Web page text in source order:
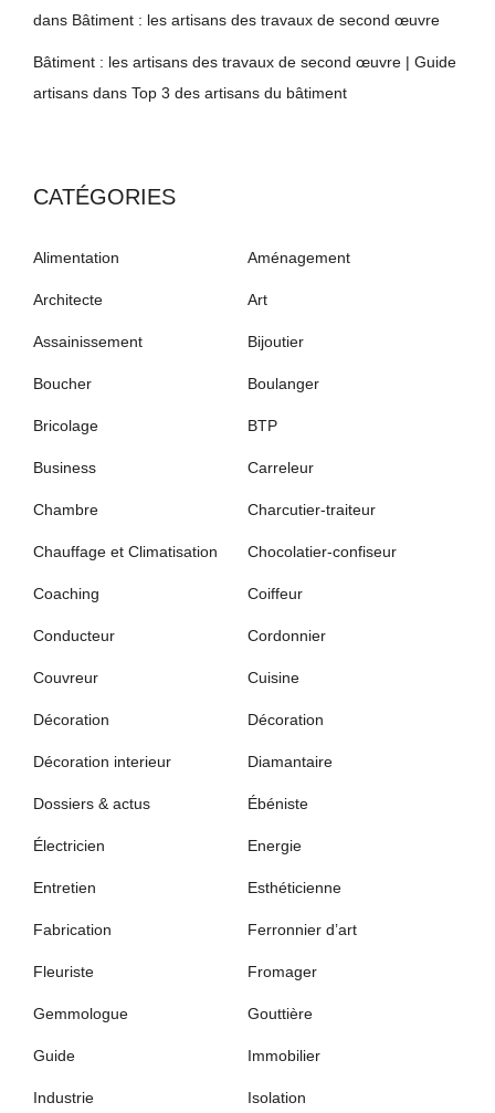
dans Bâtiment : les artisans des travaux de second œuvre
Bâtiment : les artisans des travaux de second œuvre | Guide
artisans dans Top 3 des artisans du bâtiment
CATÉGORIES
Alimentation Aménagement
Architecte Art
Assainissement Bijoutier
Boucher Boulanger
Bricolage BTP
Business Carreleur
Chambre Charcutier-traiteur
Chauffage et Climatisation Chocolatier-confiseur
Coaching Coiffeur
Conducteur Cordonnier
Couvreur Cuisine
Décoration Décoration
Décoration interieur Diamantaire
Dossiers & actus Ébéniste
Électricien Energie
Entretien Esthéticienne
Fabrication Ferronnier d’art
Fleuriste Fromager
Gemmologue Gouttière
Guide Immobilier
Industrie Isolation